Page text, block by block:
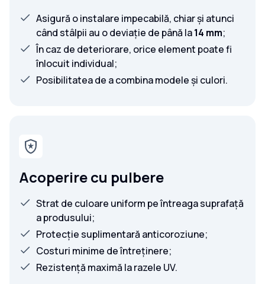
Asigură o instalare impecabilă, chiar și atunci
când stâlpii au o deviație de până la14 mm;
În caz de deteriorare, orice element poate fi
înlocuit individual;
Posibilitatea de a combina modele și culori.
Acoperire cu pulbere
Strat de culoare uniform pe întreaga suprafață
a produsului;
Protecție suplimentară anticoroziune;
Costuri minime de întreținere;
Rezistență maximă la razele UV.